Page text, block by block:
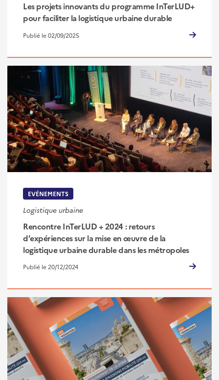
Les projets innovants du programme InTerLUD+
pour faciliter la logistique urbaine durable
Publié le 02/09/2025
EVÉNEMENTS
Logistique urbaine
Rencontre InTerLUD + 2024 : retours
d'expériences sur la mise en œuvre de la
logistique urbaine durable dans les métropoles
Publié le 20/12/2024